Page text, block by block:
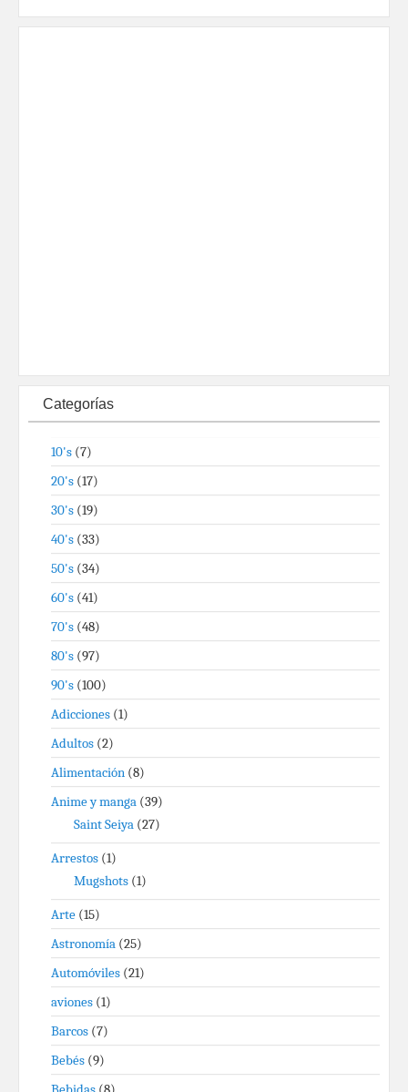
Categorías
10's (7)
20's (17)
30's (19)
40's (33)
50's (34)
60's (41)
70's (48)
80's (97)
90's (100)
Adicciones (1)
Adultos (2)
Alimentación (8)
Anime y manga (39)
Saint Seiya (27)
Arrestos (1)
Mugshots (1)
Arte (15)
Astronomía (25)
Automóviles (21)
aviones (1)
Barcos (7)
Bebés (9)